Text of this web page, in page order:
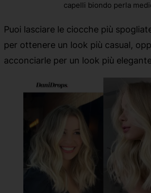
capelli biondo perla
Puoi lasciare le ciocche più
per ottenere un look più casual,
acconciarle per un look più